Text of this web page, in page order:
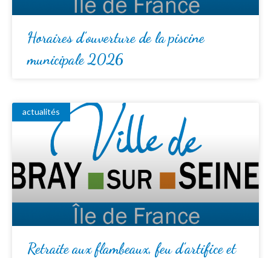
Horaires d’ouverture de la piscine
municipale 2026
actualités
Retraite aux flambeaux, feu d’artifice et